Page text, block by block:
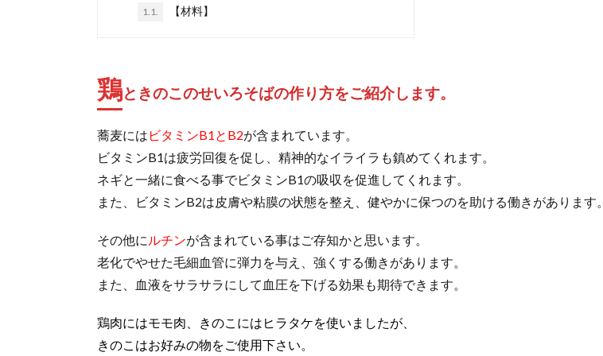
1.1. 【材料】
鶏ときのこのせいろそばの作り方をご紹介します。
蕎麦には ビタミンB1とB2が含まれています。
ビタミンB1は疲労回復を促し、精神的なイライラも鎮めてくれます。
ネギと一緒に食べる事でビタミンB1の吸収を促進してくれます。
また、ビタミンB2は皮膚や粘膜の状態を整え、健やかに保つのを助ける働きがあります。
その他に ルチンが含まれている事はご存知かと思います。
老化でやせた毛細血管に弾力を与え、強くする働きがあります。
また、血液をサラサラにして血圧を下げる効果も期待できます。
鶏肉にはモモ肉、きのこにはヒラタケを使いましたが、
きのこはお好みの物をご使用下さい。